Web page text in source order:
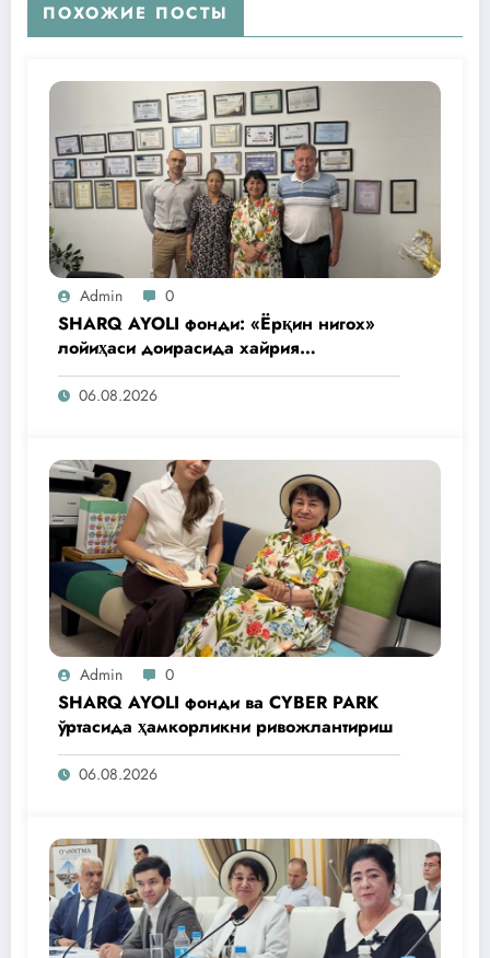
ПОХОЖИЕ ПОСТЫ
Admin 0
SHARQ AYOLI фонди: «Ёрқин нигох»
лойиҳаси доирасида хайрия
операциялари ўтказилади
06.08.2026
Admin 0
SHARQ AYOLI фонди ва CYBER PARK
ўртасида ҳамкорликни ривожлантириш
06.08.2026